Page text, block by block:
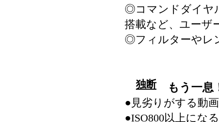
◎コマンドダイヤ
搭載など、ユーザ
◎フィルターやレ
独断もう一息
●見劣りがする動
●ISO800以上にな